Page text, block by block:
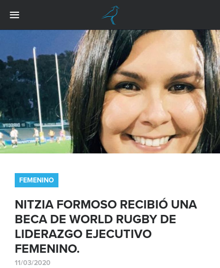
FEMENINO
NITZIA FORMOSO RECIBIÓ UNA
BECA DE WORLD RUGBY DE
LIDERAZGO EJECUTIVO
FEMENINO.
11/03/2020